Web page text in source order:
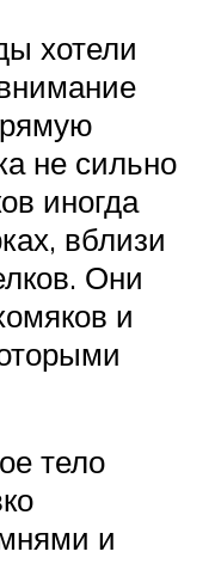
хотели
не сильно
иногда
вблизи
Они
и
тело
и